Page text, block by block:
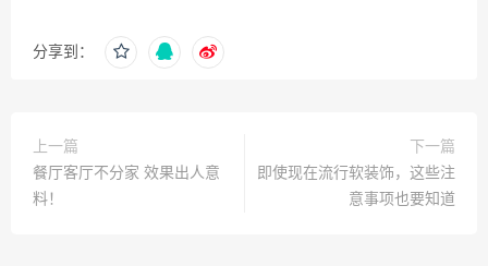
分享到：
上一篇
餐厅客厅不分家 效果出人意
料！
下一篇
即使现在流行软装饰，这些注
意事项也要知道